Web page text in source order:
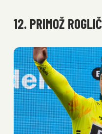
12. PRIMOŽ ROGLIČ